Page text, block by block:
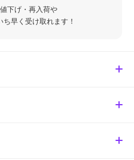
下げ・再入荷や
早く受け取れます！